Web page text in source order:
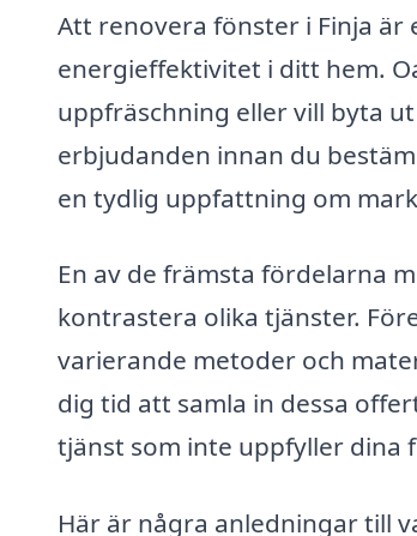
Att renovera fönster i Finja är
energieffektivitet i ditt hem.
uppfräschning eller vill byta
erbjudanden innan du
en tydlig uppfattning om
En av de främsta fördelarna
kontrastera olika tjänster.
varierande metoder och
dig tid att samla in dessa
tjänst som inte uppfyller dina
Här är några anledningar till